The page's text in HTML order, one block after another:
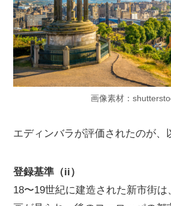
画像素材：
エディンバラが評価されたのが、
登録基準（ii）
18〜19世紀に建造された新市街